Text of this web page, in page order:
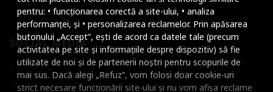
pentru: • funcționarea corectă a site-ului, • analiza
performanței, și • personalizarea reclamelor. Prin apăsarea
butonului „Accept”, ești de acord ca datele tale (precum
activitatea pe site și informațiile despre dispozitiv) să fie
utilizate de noi și de partenerii noștri pentru scopurile de
mai sus. Dacă alegi „Refuz”, vom folosi doar cookie-uri
strict necesare funcționării site-ului și nu vom afișa reclame
SOCIAL MEDIA
Facebook
Instagram
Mareste spatierea
Micsoreaza
Mareste inaltimea